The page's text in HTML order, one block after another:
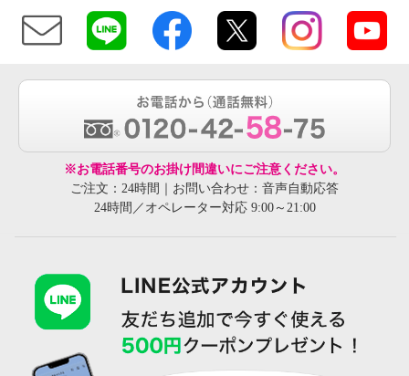
※お電話番号のお掛け間違いにご注意ください。
ご注文：24時間｜お問い合わせ：音声自動応答
24時間／オペレーター対応 9:00～21:00